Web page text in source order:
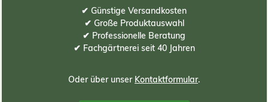
✔ Günstige Versandkosten
✔ Große Produktauswahl
✔ Professionelle Beratung
✔ Fachgärtnerei seit 40 Jahren
Oder über unser Kontaktformular.